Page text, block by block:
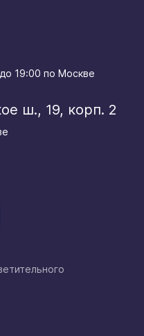
19:00 по Москве
ш., 19, корп. 2